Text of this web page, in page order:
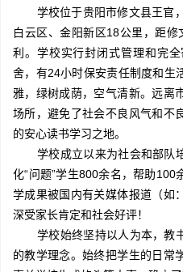
学校位于贵阳市修文县王官
白云区、金阳新区18公里，距
利。学校实行封闭式管理和完
舍，有24小时保安责任制度和生
雅，绿树成荫，空气清新。远离
场所，避免了社会不良风气和不
的安心读书学习之地。
学校成立以来为社会和部队
化“问题”学生800余名，帮助
学成果被国内有关媒体报道（如
深受家长肯定和社会好评！
学校始终坚持以人为本，教
的教学理念。始终把学生的日常